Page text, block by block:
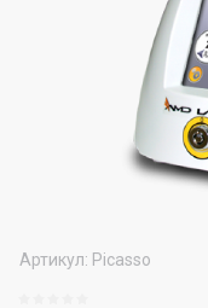
Артикул: Picasso